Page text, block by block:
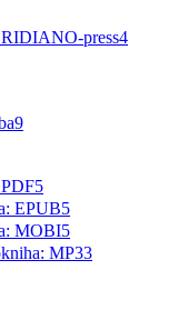
press4
9
5
EPUB5
MOBI5
MP33